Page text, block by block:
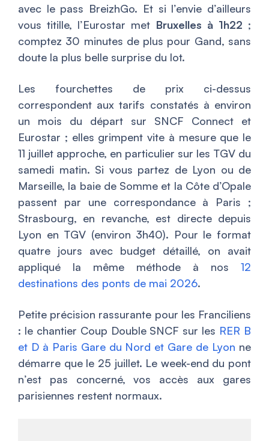
avec le pass BreizhGo. Et si l’envie d’ailleurs
vous titille, l’Eurostar met Bruxelles à 1h22 ;
comptez 30 minutes de plus pour Gand, sans
doute la plus belle surprise du lot.
Les fourchettes de prix ci-dessus
correspondent aux tarifs constatés à environ
un mois du départ sur SNCF Connect et
Eurostar ; elles grimpent vite à mesure que le
11 juillet approche, en particulier sur les TGV du
samedi matin. Si vous partez de Lyon ou de
Marseille, la baie de Somme et la Côte d’Opale
passent par une correspondance à Paris ;
Strasbourg, en revanche, est directe depuis
Lyon en TGV (environ 3h40). Pour le format
quatre jours avec budget détaillé, on avait
appliqué la même méthode à nos 12
destinations des ponts de mai 2026.
Petite précision rassurante pour les Franciliens
: le chantier Coup Double SNCF sur les RER B
et D à Paris Gare du Nord et Gare de Lyon ne
démarre que le 25 juillet. Le week-end du pont
n’est pas concerné, vos accès aux gares
parisiennes restent normaux.